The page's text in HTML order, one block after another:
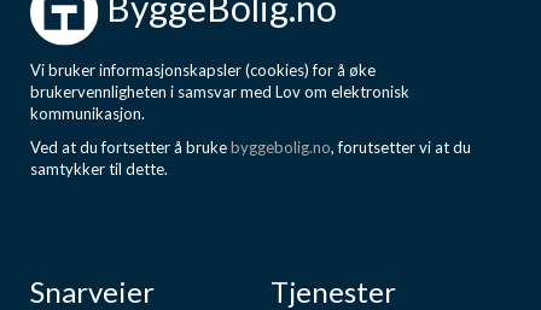
Vi bruker informasjonskapsler (cookies) for å øke
brukervennligheten i samsvar med Lov om elektronisk
kommunikasjon.
Ved at du fortsetter å brukebyggebolig.no, forutsetter vi at du
samtykker til dette.
Snarveier Tjenester